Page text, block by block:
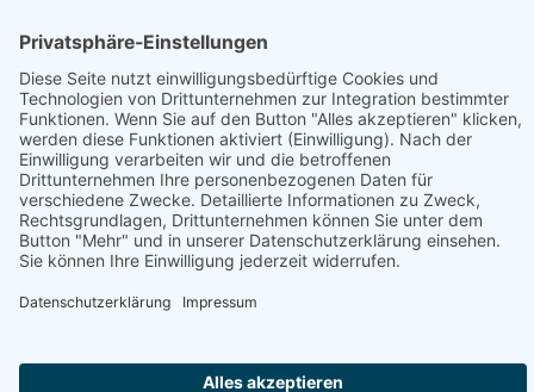
Folge uns:
© 2026 werkhof.at - with bychiliSCHARF
* Alle Preise inkl. gesetzl. Mehrwertsteuer zzgl.